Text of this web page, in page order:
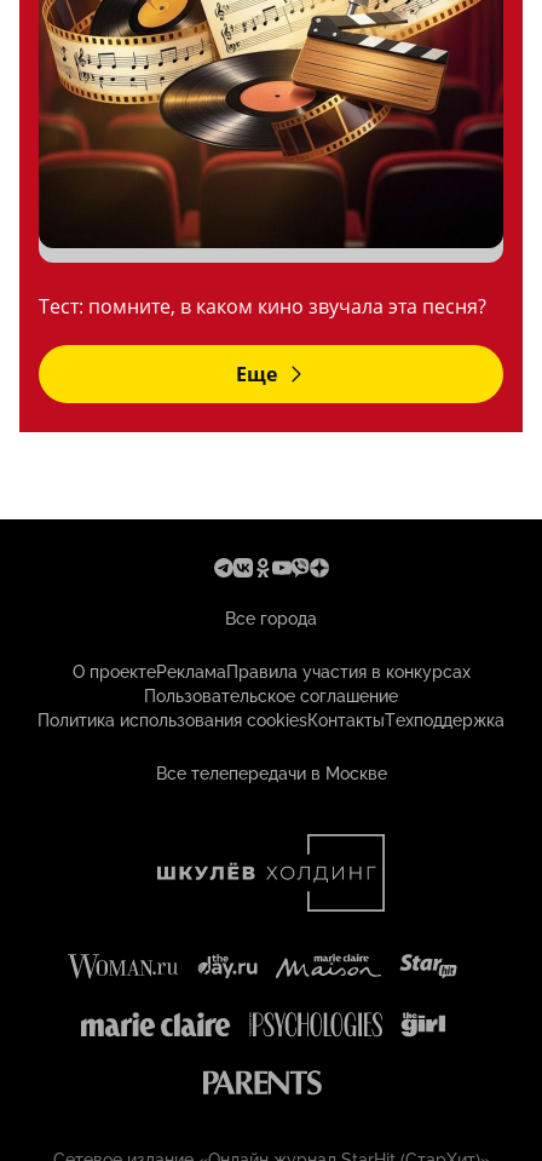
Тест: помните, в каком кино звучала эта песня?
Еще
Все города
О проектеРекламаПравила участия в конкурсах
Пользовательское соглашение
Политика использования cookiesКонтактыТехподдержка
Все телепередачи в Москве